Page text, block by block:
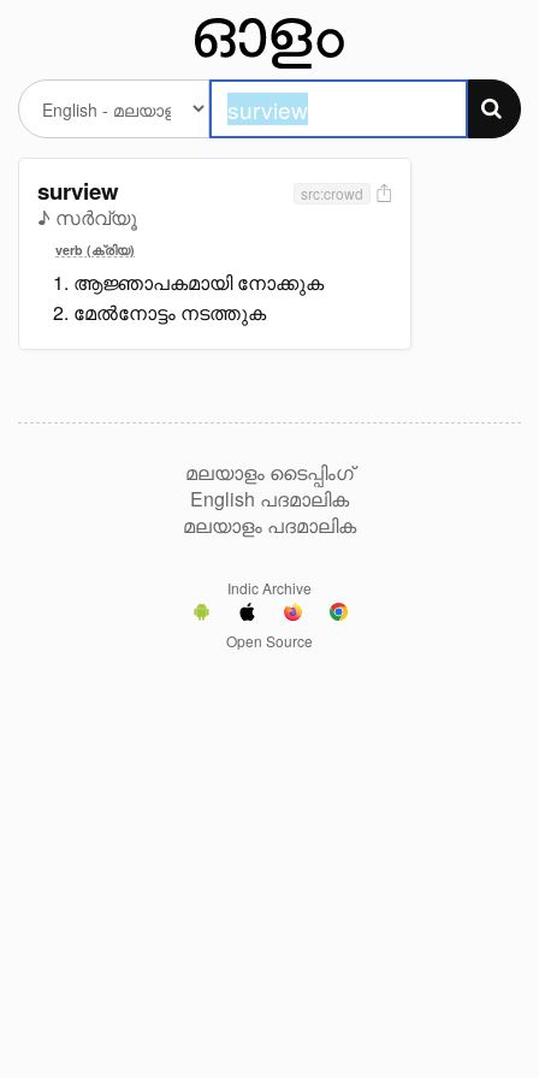
surview
♪ സർവ്യൂ
src:crowd
verb (ക്രിയ)
ആജ്ഞാപകമായി നോക്കുക
മേൽനോട്ടം നടത്തുക
മലയാളം ടൈപ്പിംഗ്
English പദമാലിക
മലയാളം പദമാലിക
Indic Archive
Open Source